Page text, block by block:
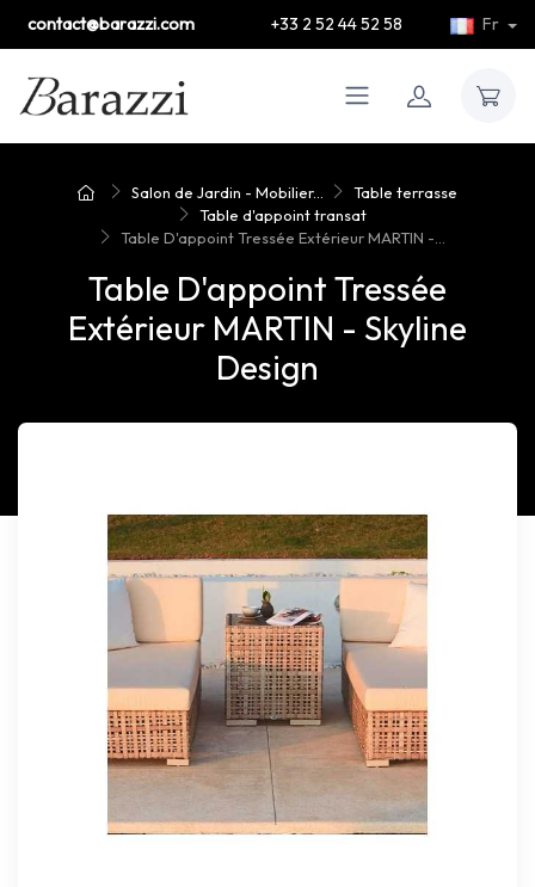
contact@barazzi.com +33 2 52 44 52 58 Fr
Salon de Jardin - Mobilier...
Table terrasse
Table d'appoint transat
Table D'appoint Tressée Extérieur MARTIN -...
Table D'appoint Tressée
Extérieur MARTIN - Skyline
Design